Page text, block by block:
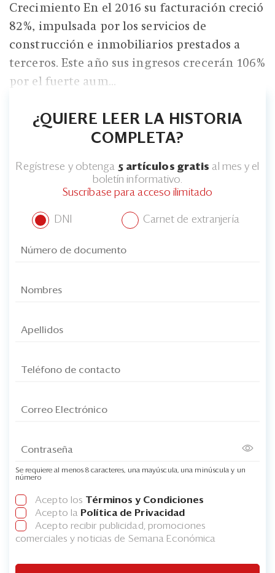
Crecimiento En el 2016 su facturación creció
82%, impulsada por los servicios de
construcción e inmobiliarios prestados a
terceros. Este año sus ingresos crecerán 106%
por el fuerte aum...
¿QUIERE LEER LA HISTORIA
COMPLETA?
Regístrese y obtenga 5 artículos gratis al mes y el
boletín informativo.
Suscríbase para acceso ilimitado
DNI Carnet de extranjería
Se requiere al menos 8 caracteres, una mayúscula, una minúscula y un
número
Acepto los Términos y Condiciones
Acepto la Política de Privacidad
Acepto recibir publicidad, promociones
comerciales y noticias de Semana Económica